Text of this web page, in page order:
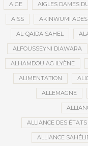
AIGE AIGLES DAMES
AISS AKINWUMI
AL-QAÏDA SAHEL
ALFOUSSEYNI DIAWARA
ALHAMDOU AG ILYÈNE
ALIMENTATION
ALLEMAGNE
ALLIANCE DES
ALLIANCE